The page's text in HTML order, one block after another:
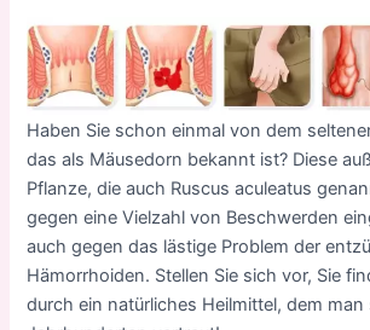
Haben Sie schon einmal von dem
das als Mäusedorn bekannt ist? Diese
Pflanze, die auch Ruscus aculeatus
gegen eine Vielzahl von Beschwerden
auch gegen das lästige Problem der
Hämorrhoiden. Stellen Sie sich vor, Sie
durch ein natürliches Heilmittel, dem man